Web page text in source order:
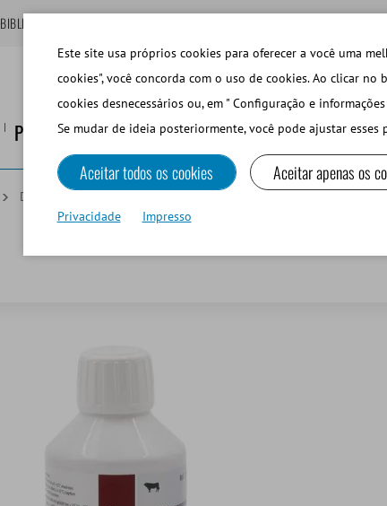
BIBLIOTECA DIGITAL
PORCINO EQUINO CANINO PEQUEÑOS
Dilución de Semen
Este site usa próprios cookies para oferecer a você uma
cookies", você concorda com o uso de cookies. Ao clicar no
cookies desnecessários ou, em " Configuração e
Se mudar de ideia posteriormente, você pode ajustar
Aceitar todos os cookies Aceitar apenas os
Privacidade Impresso